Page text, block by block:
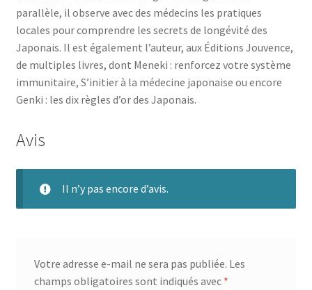
parallèle, il observe avec des médecins les pratiques
locales pour comprendre les secrets de longévité des
Japonais. Il est également l’auteur, aux Éditions Jouvence,
de multiples livres, dont Meneki : renforcez votre système
immunitaire, S’initier à la médecine japonaise ou encore
Genki : les dix règles d’or des Japonais.
Avis
Il n’y pas encore d’avis.
Votre adresse e-mail ne sera pas publiée. Les
champs obligatoires sont indiqués avec *